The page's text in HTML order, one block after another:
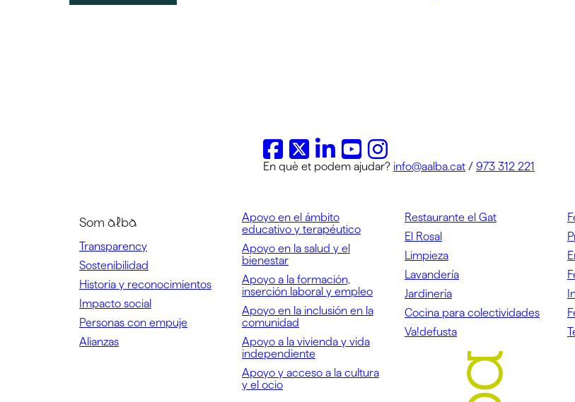
En què et podem ajudar? info@aalba.cat / 973 312 221
Som alba
Transparency
Sostenibilidad
Historia y reconocimientos
Impacto social
Personas con empuje
Alianzas
Apoyo en el ámbito
educativo y terapéutico
Apoyo en la salud y el
bienestar
Apoyo a la formación,
inserción laboral y empleo
Apoyo en la inclusión en la
comunidad
Apoyo a la vivienda y vida
independiente
Apoyo y acceso a la cultura
y el ocio
Restaurante el Gat
El Rosal
Limpieza
Lavandería
Jardinería
Cocina para colectividades
Va!defusta